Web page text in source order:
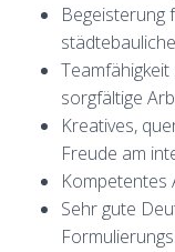
Begeisterung
sorgfältige
Kreatives,
Freude am
Kompetentes
Sehr gute